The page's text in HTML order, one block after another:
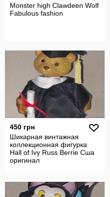
Monster high Clawdeen Wolf
Fabulous fashion
450 грн
Шикарная винтажная
коллекционная фигурка
Hall of Ivy Russ Berrie Сша
оригинал